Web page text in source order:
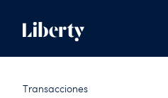
Transacciones